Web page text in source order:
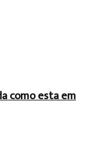
como esta em